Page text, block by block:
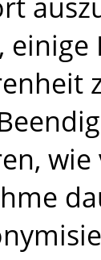
einige
wie